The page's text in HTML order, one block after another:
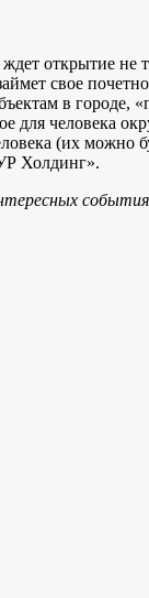
открытие не
свое
в городе,
для человека
(их можно
Холдинг».